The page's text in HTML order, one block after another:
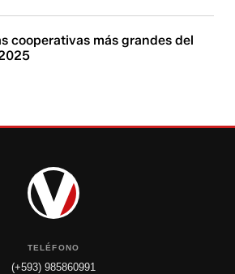
cooperativas más grandes del
TELÉFONO
(+593) 985860991